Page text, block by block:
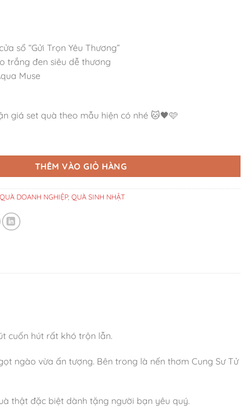
sổ “Gửi Trọn Yêu Thương”
trắng đen siêu dễ thương
Muse
giá set quà theo mẫu hiện có nhé 🐱🖤🩷
THÊM VÀO GIỎ HÀNG
QUÀ DOANH NGHIỆP, QUÀ SINH NHẬT
cuốn hút rất khó trộn lẫn.
ngào vừa ấn tượng. Bên trong là nến thơm Cung Sư Tử
thật đặc biệt dành tặng người bạn yêu quý.